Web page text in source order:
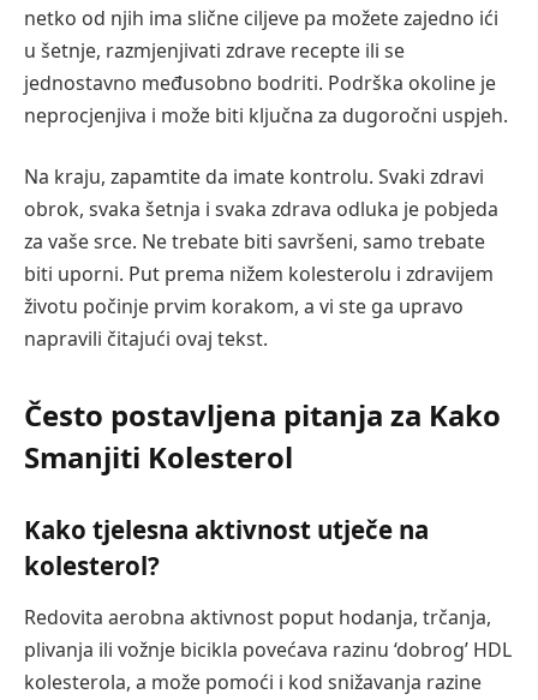
netko od njih ima slične ciljeve pa možete zajedno ići
u šetnje, razmjenjivati zdrave recepte ili se
jednostavno međusobno bodriti. Podrška okoline je
neprocjenjiva i može biti ključna za dugoročni uspjeh.
Na kraju, zapamtite da imate kontrolu. Svaki zdravi
obrok, svaka šetnja i svaka zdrava odluka je pobjeda
za vaše srce. Ne trebate biti savršeni, samo trebate
biti uporni. Put prema nižem kolesterolu i zdravijem
životu počinje prvim korakom, a vi ste ga upravo
napravili čitajući ovaj tekst.
Često postavljena pitanja za Kako
Smanjiti Kolesterol
Kako tjelesna aktivnost utječe na
kolesterol?
Redovita aerobna aktivnost poput hodanja, trčanja,
plivanja ili vožnje bicikla povećava razinu ‘dobrog’ HDL
kolesterola, a može pomoći i kod snižavanja razine